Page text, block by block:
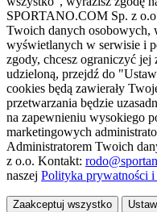
SPORTANO.COM Sp. z
Twoich danych osobowych,
wyświetlanych w serwisie i
zgody, chcesz ograniczyć
udzieloną, przejdź do
cookies będą zawierały
przetwarzania będzie
na zapewnieniu wysokiego
marketingowych
Administratorem Twoich
z o.o. Kontakt:
naszej Polityka prywatności
Zaakceptuj wszystko